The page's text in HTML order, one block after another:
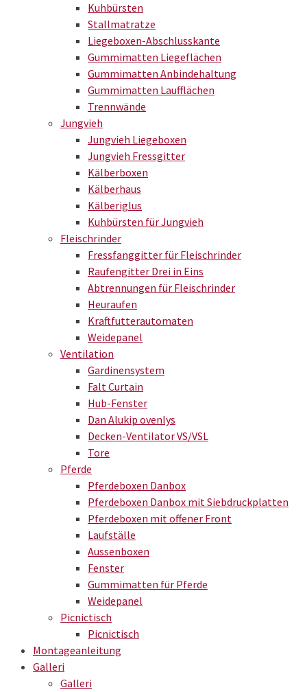
Kuhbürsten
Stallmatratze
Liegeboxen-Abschlusskante
Gummimatten Liegeflächen
Gummimatten Anbindehaltung
Gummimatten Laufflächen
Trennwände
Jungvieh
Jungvieh Liegeboxen
Jungvieh Fressgitter
Kälberboxen
Kälberhaus
Kälberiglus
Kuhbürsten für Jungvieh
Fleischrinder
Fressfanggitter für Fleischrinder
Raufengitter Drei in Eins
Abtrennungen für Fleischrinder
Heuraufen
Kraftfutterautomaten
Weidepanel
Ventilation
Gardinensystem
Falt Curtain
Hub-Fenster
Dan Alukip ovenlys
Decken-Ventilator VS/VSL
Tore
Pferde
Pferdeboxen Danbox
Pferdeboxen Danbox mit Siebdruckplatten
Pferdeboxen mit offener Front
Laufställe
Aussenboxen
Fenster
Gummimatten für Pferde
Weidepanel
Picnictisch
Picnictisch
Montageanleitung
Galleri
Galleri